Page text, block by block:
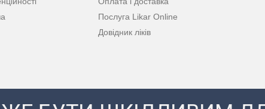
Послуга Likar Online
Довідник ліків